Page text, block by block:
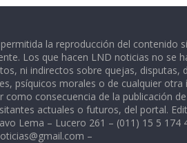
permitida la reproducción del contenido
Los que hacen LND noticias no se
ni indirectos sobre quejas, disputas,
psíquicos morales o de cualquier otra
como consecuencia de la publicación
actuales o futuros, del portal.
Lema – Lucero 261 – (011) 15 5 174
–